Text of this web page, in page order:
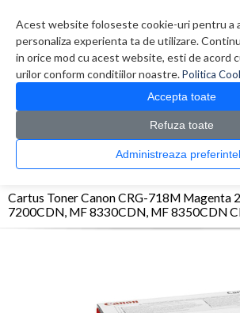
Acest website foloseste cookie-uri pentru a
personaliza experienta ta de utilizare.
in orice mod cu acest website, esti de acord
urilor conform conditiilor noastre.Politica
Accepta toate
Refuza toate
Administreaza
CATALOG PRODUSE
Consumabile originale > Toner > Cartus
Cartus Toner Canon CRG-718M Magenta
7200CDN, MF 8330CDN, MF 8350CDN